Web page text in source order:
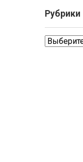
Рубрики
Рубрики